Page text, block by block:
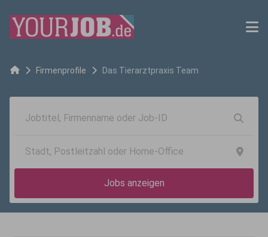
Firmenprofile Das Tierarztpraxis Team
Jobs anzeigen